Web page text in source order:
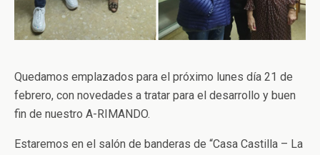
Quedamos emplazados para el próximo lunes día 21 de
febrero, con novedades a tratar para el desarrollo y buen
fin de nuestro A-RIMANDO.
Estaremos en el salón de banderas de “Casa Castilla – La